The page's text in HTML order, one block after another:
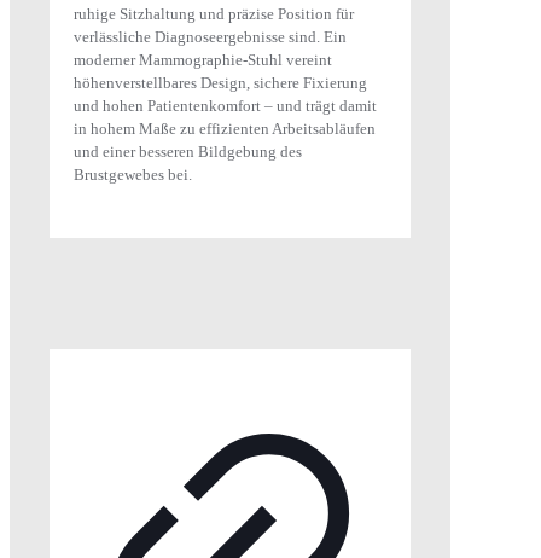
ruhige Sitzhaltung und präzise Position für
verlässliche Diagnoseergebnisse sind. Ein
moderner Mammographie-Stuhl vereint
höhenverstellbares Design, sichere Fixierung
und hohen Patientenkomfort – und trägt damit
in hohem Maße zu effizienten Arbeitsabläufen
und einer besseren Bildgebung des
Brustgewebes bei.